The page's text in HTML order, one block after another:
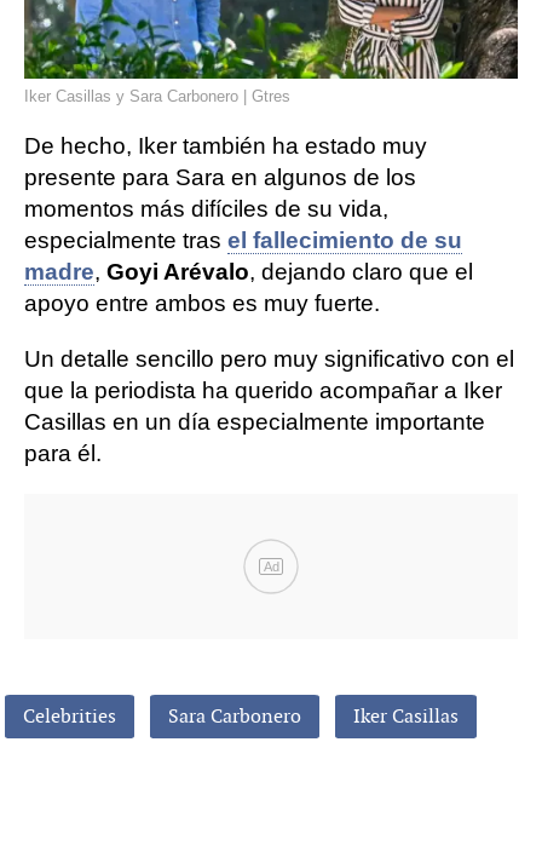
Iker Casillas y Sara Carbonero | Gtres
De hecho, Iker también ha estado muy
presente para Sara en algunos de los
momentos más difíciles de su vida,
especialmente tras el fallecimiento de su
madre, Goyi Arévalo, dejando claro que el
apoyo entre ambos es muy fuerte.
Un detalle sencillo pero muy significativo con el
que la periodista ha querido acompañar a Iker
Casillas en un día especialmente importante
para él.
Ad
Celebrities Sara Carbonero Iker Casillas